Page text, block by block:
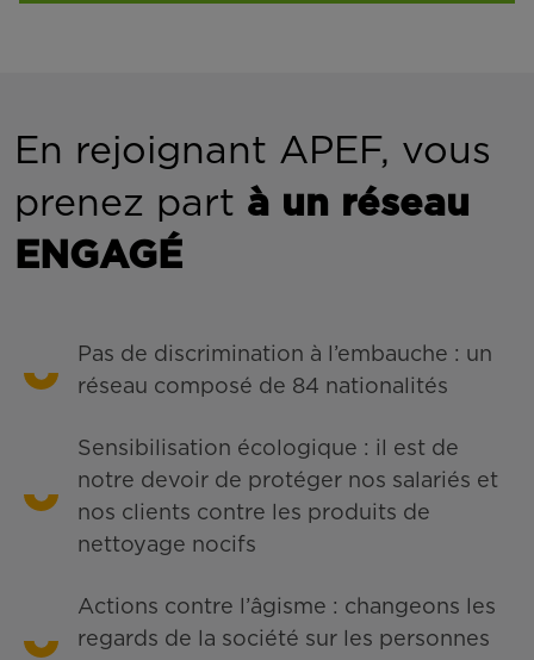
En rejoignant APEF, vous
prenez part à un réseau
ENGAGÉ
Pas de discrimination à l’embauche : un
réseau composé de 84 nationalités
Sensibilisation écologique : il est de
notre devoir de protéger nos salariés et
nos clients contre les produits de
nettoyage nocifs
Actions contre l’âgisme : changeons les
regards de la société sur les personnes